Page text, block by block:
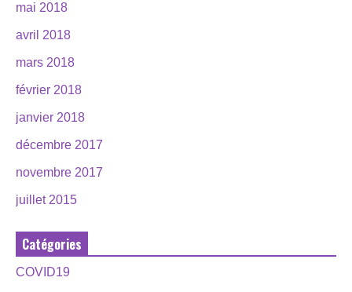
mai 2018
avril 2018
mars 2018
février 2018
janvier 2018
décembre 2017
novembre 2017
juillet 2015
Catégories
COVID19